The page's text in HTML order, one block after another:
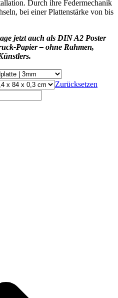
Durch ihre Federmechanik
bei einer Plattenstärke von bis
jetzt auch als DIN A2 Poster
Papier – ohne Rahmen,
Zurücksetzen